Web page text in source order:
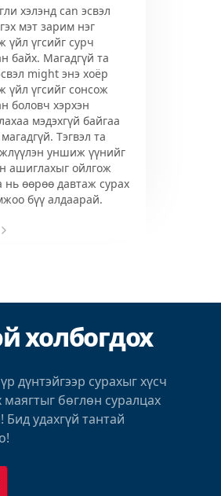
хэлэнд can эсвэл
мэт зарим нэг
үйл үгсийг сурч
байх. Магадгүй та
might энэ хоёр
үйл үгсийг сонсож
боловч хэрхэн
мэдэхгүй байгаа
Тэгвэл та
уншиж үүнийг
ашиглахыг ойлгож
нь өөрөө давтаж сурах
бүү алдаарай.
холбогдох
дүнтэйгээр сурахыг хүсч
бөглөн суралцах
Бид удахгүй тантай